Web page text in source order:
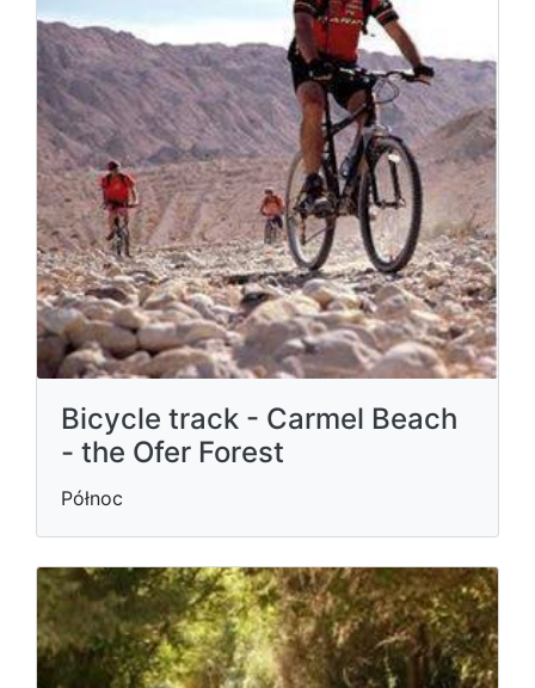
Bicycle track - Carmel Beach
- the Ofer Forest
Północ